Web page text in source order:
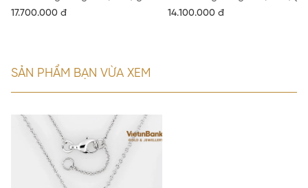
17.700.000 đ
14.100.000 đ
SẢN PHẨM BẠN VỪA XEM